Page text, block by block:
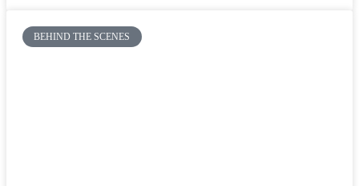
BEHIND THE SCENES